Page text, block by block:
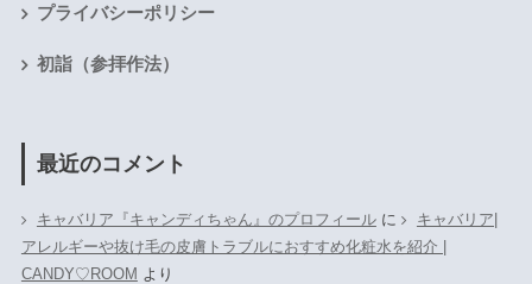
プライバシーポリシー
初詣（参拝作法）
最近のコメント
キャバリア『キャンディちゃん』のプロフィールに
キャバリア|
アレルギーや抜け毛の皮膚トラブルにおすすめ化粧水を紹介 |
CANDY♡ROOM より